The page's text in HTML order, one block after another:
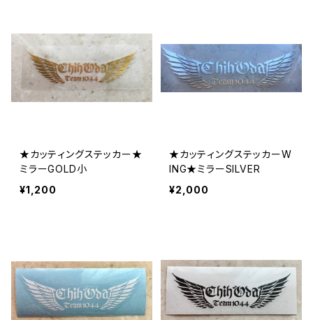
★カッティングステッカー★
ミラーGOLD小
¥1,200
★カッティングステッカーW
ING★ミラーSILVER
¥2,000